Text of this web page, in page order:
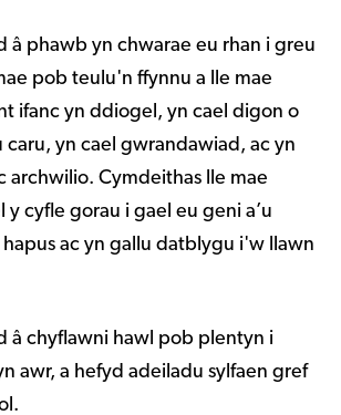
â phawb yn chwarae eu rhan i greu
pob teulu'n ffynnu a lle mae
ifanc yn ddiogel, yn cael digon o
caru, yn cael gwrandawiad, ac yn
archwilio. Cymdeithas lle mae
y cyfle gorau i gael eu geni a’u
hapus ac yn gallu datblygu i'w llawn
â chyflawni hawl pob plentyn i
awr, a hefyd adeiladu sylfaen gref